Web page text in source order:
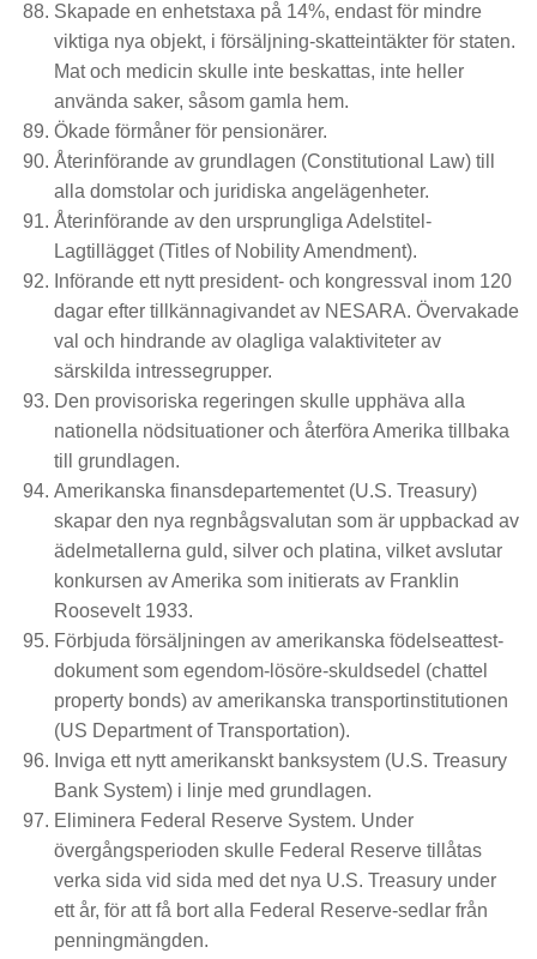
Skapade en enhetstaxa på 14%, endast för mindre
viktiga nya objekt, i försäljning-skatteintäkter för staten.
Mat och medicin skulle inte beskattas, inte heller
använda saker, såsom gamla hem.
Ökade förmåner för pensionärer.
Återinförande av grundlagen (Constitutional Law) till
alla domstolar och juridiska angelägenheter.
Återinförande av den ursprungliga Adelstitel-
Lagtillägget (Titles of Nobility Amendment).
Införande ett nytt president- och kongressval inom 120
dagar efter tillkännagivandet av NESARA. Övervakade
val och hindrande av olagliga valaktiviteter av
särskilda intressegrupper.
Den provisoriska regeringen skulle upphäva alla
nationella nödsituationer och återföra Amerika tillbaka
till grundlagen.
Amerikanska finansdepartementet (U.S. Treasury)
skapar den nya regnbågsvalutan som är uppbackad av
ädelmetallerna guld, silver och platina, vilket avslutar
konkursen av Amerika som initierats av Franklin
Roosevelt 1933.
Förbjuda försäljningen av amerikanska födelseattest-
dokument som egendom-lösöre-skuldsedel (chattel
property bonds) av amerikanska transportinstitutionen
(US Department of Transportation).
Inviga ett nytt amerikanskt banksystem (U.S. Treasury
Bank System) i linje med grundlagen.
Eliminera Federal Reserve System. Under
övergångsperioden skulle Federal Reserve tillåtas
verka sida vid sida med det nya U.S. Treasury under
ett år, för att få bort alla Federal Reserve-sedlar från
penningmängden.